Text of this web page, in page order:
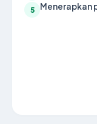
5
Menerapkan